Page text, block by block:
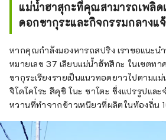
แม่น้ำฮาสุกะที่คุณสามารถเพลิ
ดอกซากุระและกิจกรรมกลางแ
หากคุณกำลังมองหารถสปริง เราขอแนะน
หมายเลข 37 เลียบแม่น้ำฮัทสึกะ ในเขตทา
ซากุระเรียงรายเป็นแนวทอดยาวไปตามแ
จิโดโคโระ สึคุชิ โนะ ซาโตะ ซึ่งแปรรูปแล
หวานที่ทำจากข้าวเหนียวที่ผลิตในท้องถิ่น